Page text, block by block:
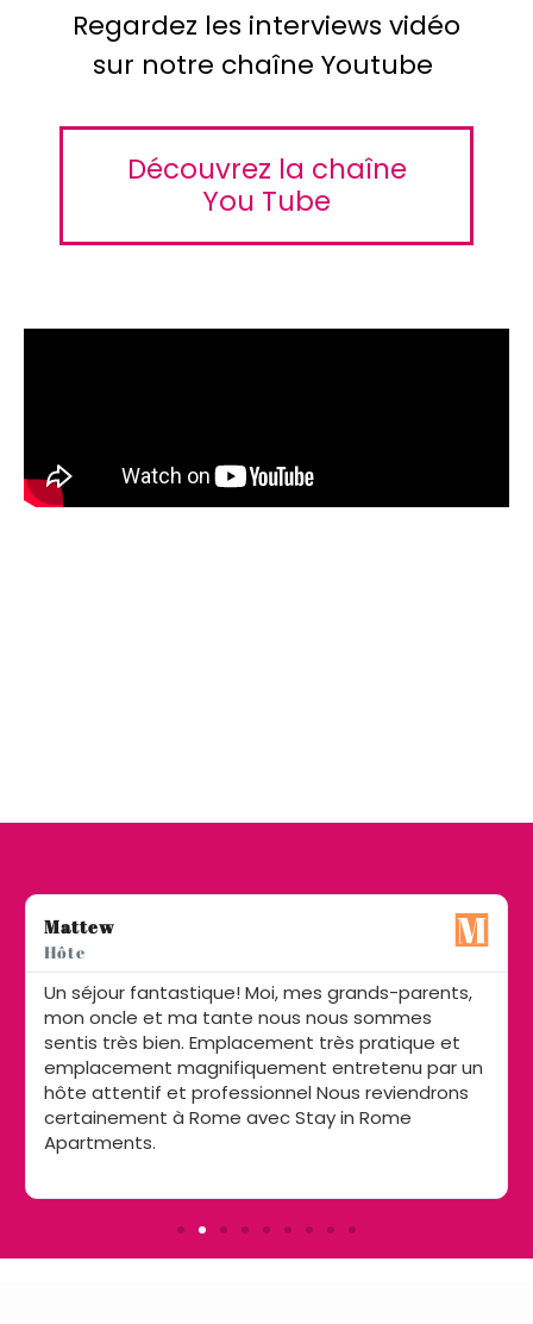
Regardez les interviews vidéo
sur notre chaîne Youtube
Découvrez la chaîne
You Tube
Mattew
Hôte
Un séjour fantastique! Moi, mes grands-parents,
mon oncle et ma tante nous nous sommes
sentis très bien. Emplacement très pratique et
emplacement magnifiquement entretenu par un
hôte attentif et professionnel Nous reviendrons
certainement à Rome avec Stay in Rome
Apartments.